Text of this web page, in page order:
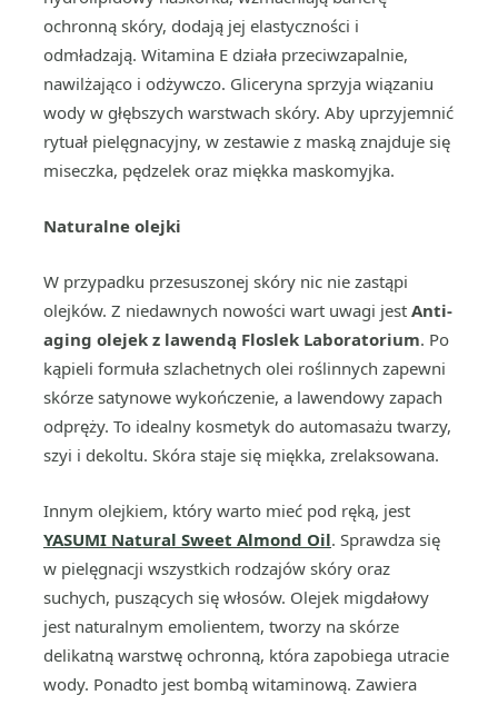
ochronną skóry, dodają jej elastyczności i
odmładzają. Witamina E działa przeciwzapalnie,
nawilżająco i odżywczo. Gliceryna sprzyja wiązaniu
wody w głębszych warstwach skóry. Aby uprzyjemnić
rytuał pielęgnacyjny, w zestawie z maską znajduje się
miseczka, pędzelek oraz miękka maskomyjka.
Naturalne olejki
W przypadku przesuszonej skóry nic nie zastąpi
olejków. Z niedawnych nowości wart uwagi jest Anti-
aging olejek z lawendą Floslek Laboratorium. Po
kąpieli formuła szlachetnych olei roślinnych zapewni
skórze satynowe wykończenie, a lawendowy zapach
odpręży. To idealny kosmetyk do automasażu twarzy,
szyi i dekoltu. Skóra staje się miękka, zrelaksowana.
Innym olejkiem, który warto mieć pod ręką, jest
YASUMI Natural Sweet Almond Oil. Sprawdza się
w pielęgnacji wszystkich rodzajów skóry oraz
suchych, puszących się włosów. Olejek migdałowy
jest naturalnym emolientem, tworzy na skórze
delikatną warstwę ochronną, która zapobiega utracie
wody. Ponadto jest bombą witaminową. Zawiera